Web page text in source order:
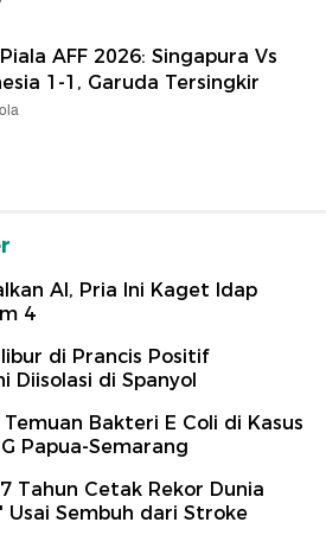
AFF 2026: Singapura Vs
1-1, Garuda Tersingkir
AI, Pria Ini Kaget Idap
4
di Prancis Positif
Diisolasi di Spanyol
Bakteri E Coli di Kasus
Papua-Semarang
Tahun Cetak Rekor Dunia
Usai Sembuh dari Stroke